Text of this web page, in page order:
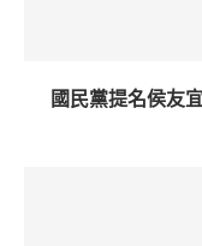
國民黨提名侯友